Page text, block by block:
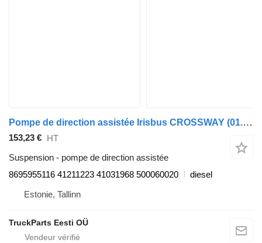
Pompe de direction assistée Irisbus CROSSWAY (01.06-) 8695955116 pour Irisbus Arway, Crossway, Crealis, Magelys, Proway, Daily Tourys (2006-)
153,23 € HT
Suspension - pompe de direction assistée
8695955116 41211223 41031968 500060020
diesel
Estonie, Tallinn
TruckParts Eesti OÜ